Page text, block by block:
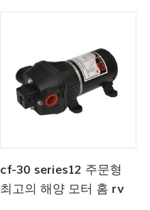
cf-30 series12 주문형
최고의 해양 모터 홈 rv